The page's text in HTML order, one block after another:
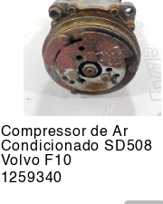
Compressor de Ar
Condicionado SD508
Volvo F10
1259340